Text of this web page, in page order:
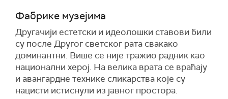
Фабрике музејима
Другачији естетски и идеолошки ставови били
су после Другог светског рата свакако
доминантни. Више се није тражио радник као
национални херој. На велика врата се враћају
и авангардне технике сликарства које су
нацисти истиснули из јавног простора.